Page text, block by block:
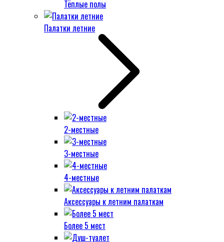
Тёплые полы
Палатки летние
2-местные
3-местные
4-местные
Аксессуары к летним палаткам
Более 5 мест